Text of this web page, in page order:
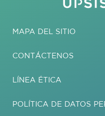
MAPA DEL SITIO
CONTÁCTENOS
LÍNEA ÉTICA
POLÍTICA DE DATOS